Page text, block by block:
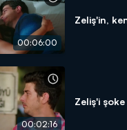
00:06:00
Zeliş'in,
00:02:16
Zeliş'i